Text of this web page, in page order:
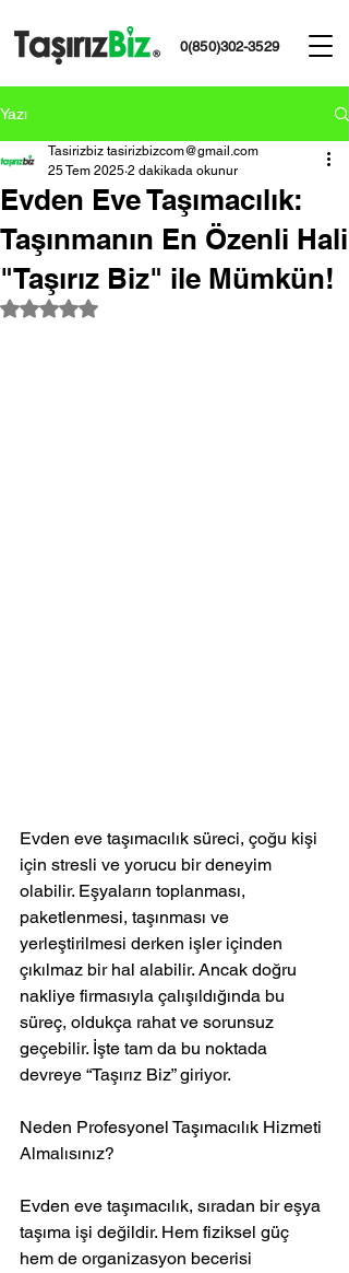
0(850)302-3529
Yazı
Evden Eve Taşımacılık:
Taşınmanın En Özenli Hali
"Taşırız Biz" ile Mümkün!
Tasirizbiz tasirizbizcom@gmail.com
25 Tem 2025 2 dakikada okunur
5 üzerinden NaN yıldız
Evden eve taşımacılık süreci, çoğu kişi
için stresli ve yorucu bir deneyim
olabilir. Eşyaların toplanması,
paketlenmesi, taşınması ve
yerleştirilmesi derken işler içinden
çıkılmaz bir hal alabilir. Ancak doğru
nakliye firmasıyla çalışıldığında bu
süreç, oldukça rahat ve sorunsuz
geçebilir. İşte tam da bu noktada
devreye “Taşırız Biz” giriyor.
Neden Profesyonel Taşımacılık Hizmeti
Almalısınız?
Evden eve taşımacılık, sıradan bir eşya
taşıma işi değildir. Hem fiziksel güç
hem de organizasyon becerisi